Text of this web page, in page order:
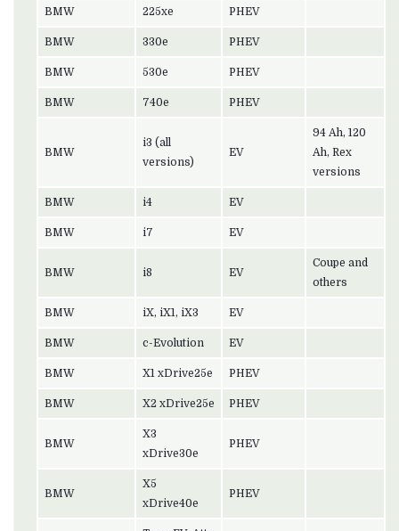
BMW 225xe PHEV
BMW 330e PHEV
BMW 530e PHEV
BMW 740e PHEV
BMW
i3 (all
versions)
EV
94 Ah, 120
Ah, Rex
versions
BMW i4 EV
BMW i7 EV
BMW i8 EV
Coupe and
others
BMW iX, iX1, iX3 EV
BMW c-Evolution EV
BMW X1 xDrive25e PHEV
BMW X2 xDrive25e PHEV
BMW
X3
xDrive30e
PHEV
BMW
X5
xDrive40e
PHEV